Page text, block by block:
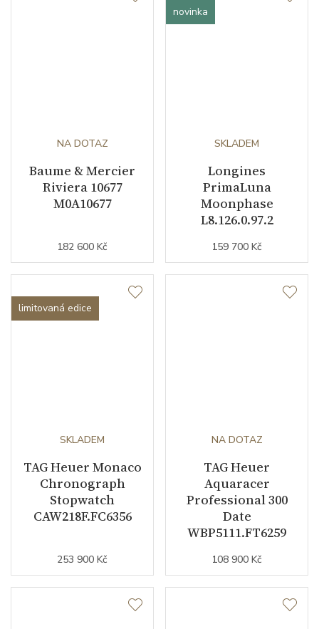
NA DOTAZ
Baume & Mercier
Riviera 10677
M0A10677
182 600 Kč
novinka
SKLADEM
Longines
PrimaLuna
Moonphase
L8.126.0.97.2
159 700 Kč
limitovaná edice
SKLADEM
TAG Heuer Monaco
Chronograph
Stopwatch
CAW218F.FC6356
253 900 Kč
NA DOTAZ
TAG Heuer
Aquaracer
Professional 300
Date
WBP5111.FT6259
108 900 Kč